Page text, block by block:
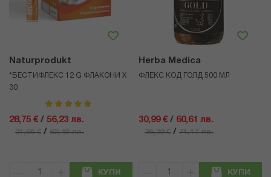
Naturprodukt
*БЕСТИФЛЕКС 12 G ФЛАКОНИ Х
30
рейтинг:
28,75 € / 56,23 лв.
31,95 € / 62,49 лв.
КУПИ
Herba Medica
ФЛЕКС КОД ГОЛД 500 МЛ
30,99 € / 60,61 лв.
36,39 € / 71,17 лв.
КУПИ